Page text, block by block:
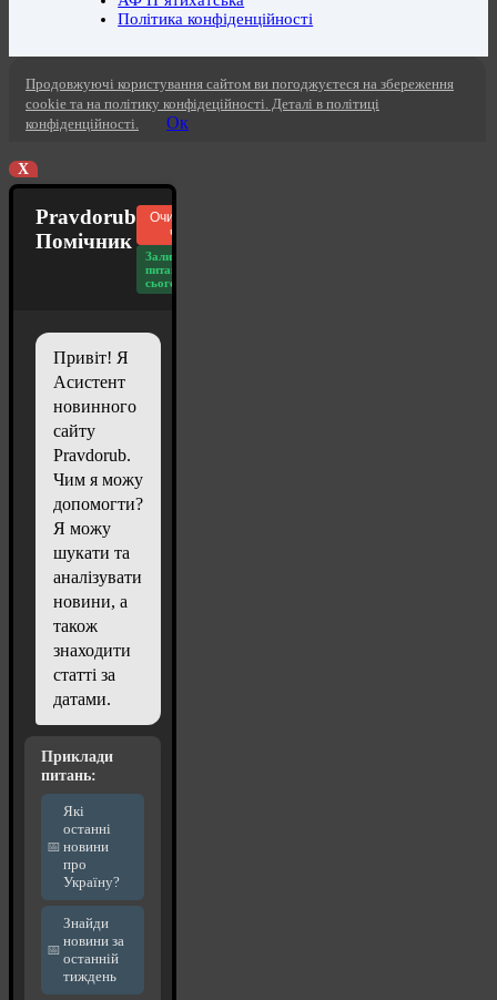
Політика конфіденційності
Продовжуючі користування сайтом ви погоджуєтеся на збереження
cookie та на політику конфідеційності. Деталі в політиці
конфіденційності.
Ок
X
Pravdorub
Помічник
Очистити
чат
Залишилось
питань
сьогодні: 20
Привіт! Я
Асистент
новинного
сайту
Pravdorub.
Чим я можу
допомогти?
Я можу
шукати та
аналізувати
новини, а
також
знаходити
статті за
датами.
Приклади
питань:
Які
останні
новини
про
Україну?
Знайди
новини за
останній
тиждень